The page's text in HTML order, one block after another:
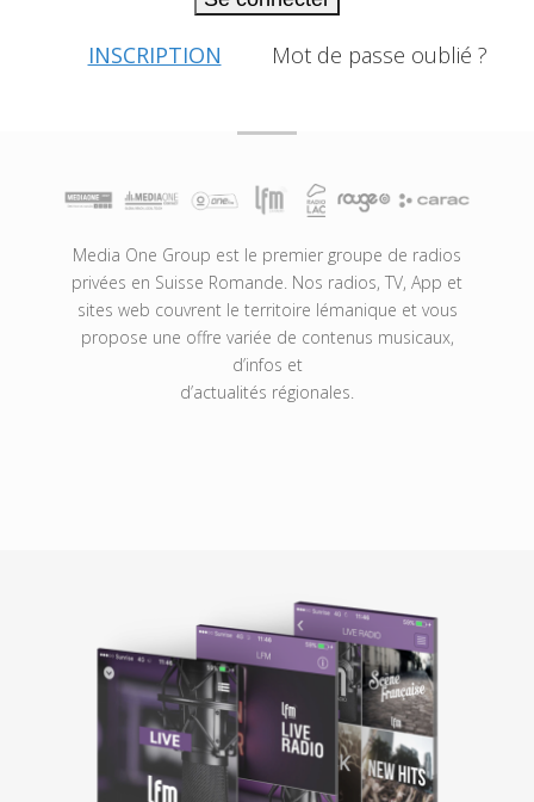
INSCRIPTION Mot de passe oublié ?
Media One Group est le premier groupe de radios
privées en Suisse Romande. Nos radios, TV, App et
sites web couvrent le territoire lémanique et vous
propose une offre variée de contenus musicaux,
d’infos et
d’actualités régionales.